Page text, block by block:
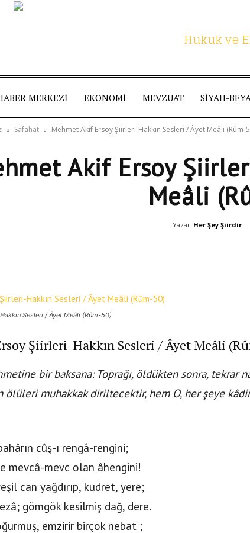
ve
MERKEZI EKONOMI MEVZUAT SIYAH-
Safahat Mehmet Akif Ersoy Şiirleri-Hakkın Sesleri / Âyet Meâli (Rûm-
Akif Ersoy
Meâli
Yazar Her Şey Şiirdir -
Sesleri / Âyet Meâli (Rûm-50)
Şiirleri-Hakkın Sesleri / Âyet Meâli
bir baksana: Toprağı, öldükten sonra, tekrar
ölüleri muhakkak diriltecektir, hem O, her şeye
cûş-ı rengâ-rengini;
mevcâ-mevc olan âhengini!
can yağdırıp, kudret, yere;
gömgök kesilmiş dağ, dere.
emzirir birçok nebat ;